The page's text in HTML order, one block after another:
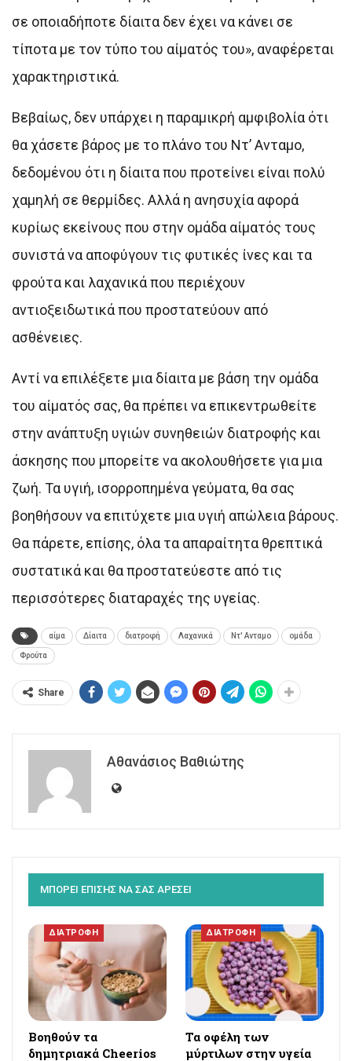
σε οποιαδήποτε δίαιτα δεν έχει να κάνει σε
τίποτα με τον τύπο του αίματός του», αναφέρεται
χαρακτηριστικά.
Βεβαίως, δεν υπάρχει η παραμικρή αμφιβολία ότι
θα χάσετε βάρος με το πλάνο του Ντ’ Ανταμο,
δεδομένου ότι η δίαιτα που προτείνει είναι πολύ
χαμηλή σε θερμίδες. Αλλά η ανησυχία αφορά
κυρίως εκείνους που στην ομάδα αίματός τους
συνιστά να αποφύγουν τις φυτικές ίνες και τα
φρούτα και λαχανικά που περιέχουν
αντιοξειδωτικά που προστατεύουν από
ασθένειες.
Αντί να επιλέξετε μια δίαιτα με βάση την ομάδα
του αίματός σας, θα πρέπει να επικεντρωθείτε
στην ανάπτυξη υγιών συνηθειών διατροφής και
άσκησης που μπορείτε να ακολουθήσετε για μια
ζωή. Τα υγιή, ισορροπημένα γεύματα, θα σας
βοηθήσουν να επιτύχετε μια υγιή απώλεια βάρους.
Θα πάρετε, επίσης, όλα τα απαραίτητα θρεπτικά
συστατικά και θα προστατεύεστε από τις
περισσότερες διαταραχές της υγείας.
αίμα Δίαιτα διατροφή Λαχανικά Ντ' Ανταμο ομάδα
Φρούτα
Share
Αθανάσιος Βαθιώτης
ΜΠΟΡΕΙ ΕΠΙΣΗΣ ΝΑ ΣΑΣ ΑΡΕΣΕΙ
ΔΙΑΤΡΟΦΗ
Βοηθούν τα
δημητριακά Cheerios
ΔΙΑΤΡΟΦΗ
Τα οφέλη των
μύρτιλων στην υγεία